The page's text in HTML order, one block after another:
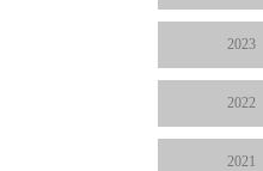
2023
2022
2021